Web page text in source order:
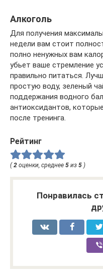
Алкоголь
Для получения
недели вам стоит
полно ненужных вам
убьет ваше стремление
правильно питаться.
простую воду, зеленый
поддержания водного
антиоксидантов,
после тренинга.
Рейтинг
(2 оценки, среднее 5 из 5 )
Понравилась